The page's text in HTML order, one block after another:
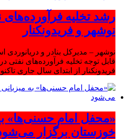
رشد تخلیه فرآورده‌های
نوشهر و فریدونکنار
نوشهر – مدیرکل بنادر و دریانوردی
قابل توجه تخلیه فرآورده‌های نفتی
فریدونکنار از ابتدای سال جاری
«محفل امام حسنی‌ها»
خوزستان برگزار